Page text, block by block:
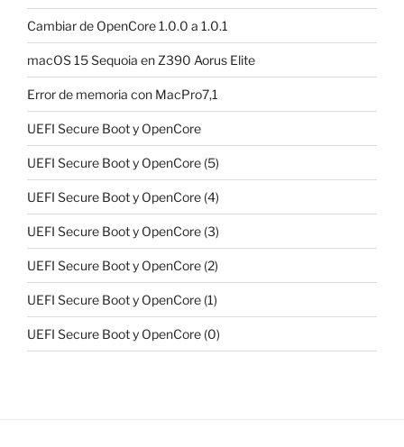
Cambiar de OpenCore 1.0.0 a 1.0.1
macOS 15 Sequoia en Z390 Aorus Elite
Error de memoria con MacPro7,1
UEFI Secure Boot y OpenCore
UEFI Secure Boot y OpenCore (5)
UEFI Secure Boot y OpenCore (4)
UEFI Secure Boot y OpenCore (3)
UEFI Secure Boot y OpenCore (2)
UEFI Secure Boot y OpenCore (1)
UEFI Secure Boot y OpenCore (0)